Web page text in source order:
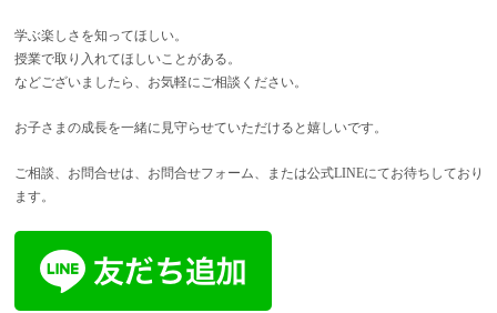
学ぶ楽しさを知ってほしい。
授業で取り入れてほしいことがある。
などございましたら、お気軽にご相談ください。
お子さまの成長を一緒に見守らせていただけると嬉しいです。
ご相談、お問合せは、お問合せフォーム、または公式LINEにてお待ちしており
ます。